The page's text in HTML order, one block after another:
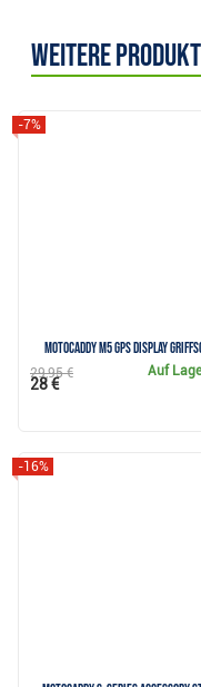
Weitere
Motocaddy M5 GPS Display
-7%
Auf
29,95 €
28 €
-16%